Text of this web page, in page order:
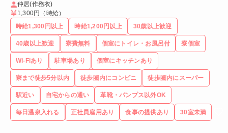
仲居(作務衣)
1,300円 （時給）
時給1,300円以上
時給1,200円以上 30歳以上歓迎
40歳以上歓迎 寮費無料 個室にトイレ・お風呂付 寮個室
Wi-Fiあり 駐車場あり 個室にキッチンあり
寮まで徒歩5分以内 徒歩圏内にコンビニ 徒歩圏内にスーパー
駅近い 自宅からの通い 革靴・パンプス以外OK
毎日温泉入れる 正社員雇用あり 食事の提供あり 30室未満